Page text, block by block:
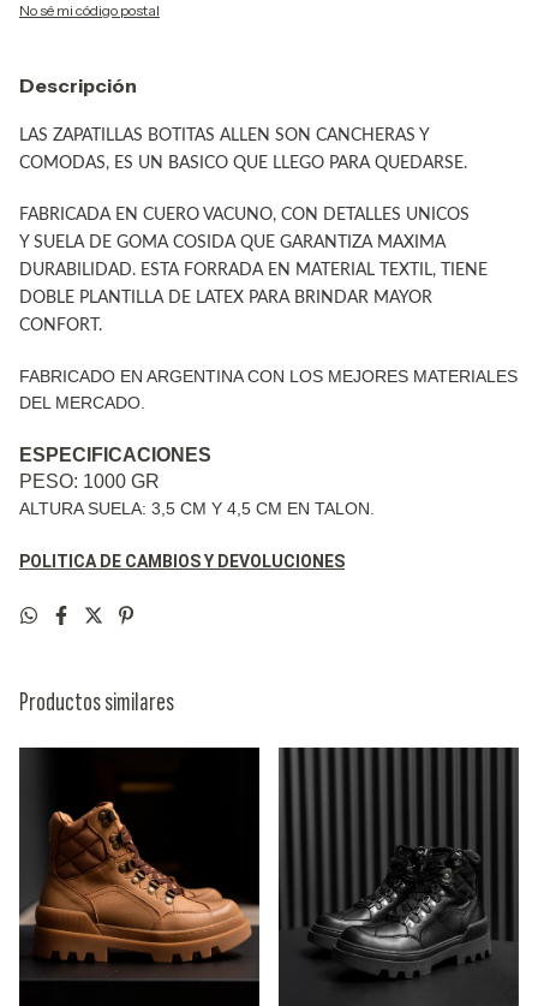
No sé mi código postal
Descripción
LAS ZAPATILLAS BOTITAS ALLEN SON CANCHERAS Y
COMODAS, ES UN BASICO QUE LLEGO PARA QUEDARSE.
FABRICADA EN CUERO VACUNO, CON DETALLES UNICOS
Y SUELADE GOMA COSIDA QUE GARANTIZA MAXIMA
DURABILIDAD. ESTA FORRADA EN MATERIAL TEXTIL, TIENE
DOBLE PLANTILLA DE LATEX PARA BRINDAR MAYOR
CONFORT.
FABRICADO EN ARGENTINA CON LOS MEJORES MATERIALES
DEL MERCADO.
ESPECIFICACIONES
PESO: 1000 GR
ALTURA SUELA: 3,5 CM Y 4,5 CM EN TALON.
POLITICA DE CAMBIOS Y DEVOLUCIONES
Productos similares